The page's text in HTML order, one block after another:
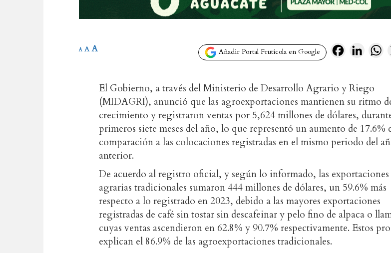
Añadir Portal Frutícola en Google Facebook
A A A
El Gobierno, a través del Ministerio de Desarrollo Agrario y Riego
(MIDAGRI), anunció que las agroexportaciones mantienen su ritmo
crecimiento y registraron ventas por 5,624 millones de dólares,
primeros siete meses del año, lo que representó un aumento de 17.6%
comparación a las colocaciones registradas en el mismo periodo del
anterior.
De acuerdo al registro oficial, y según lo informado, las exportaciones
agrarias tradicionales sumaron 444 millones de dólares, un 59.6% más
respecto a lo registrado en 2023, debido a las mayores exportaciones
registradas de café sin tostar sin descafeinar y pelo fino de alpaca o
cuyas ventas ascendieron en 62.8% y 90.7% respectivamente. Estos
explican el 86.9% de las agroexportaciones tradicionales.